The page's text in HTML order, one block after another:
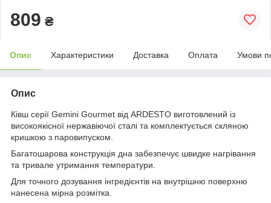
809 ₴
Опис Характеристики Доставка Оплата Умови
Опис
Ківш серії Gemini Gourmet від ARDESTO виготовлений із
високоякісної нержавіючої сталі та комплектується скляною
кришкою з паровипуском.
Багатошарова конструкція дна забезпечує швидке нагрівання
та тривале утримання температури.
Для точного дозування інгредієнтів на внутрішню поверхню
нанесена мірна розмітка.